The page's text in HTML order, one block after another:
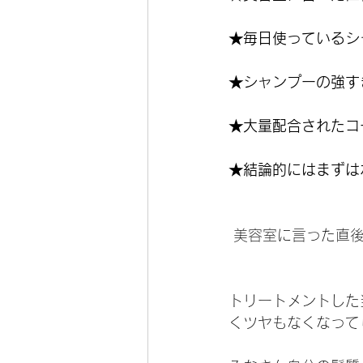
★毎日使っているシ
★シャンプーの強す
★大量配合されたコ
★結論的にはまずは
美容室に言った直
トリートメントし
くツヤもなくなっ